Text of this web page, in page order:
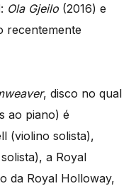
Ola Gjeilo (2016) e
recentemente
, disco no qual
ao piano) é
(violino solista),
a Royal
da Royal Holloway,